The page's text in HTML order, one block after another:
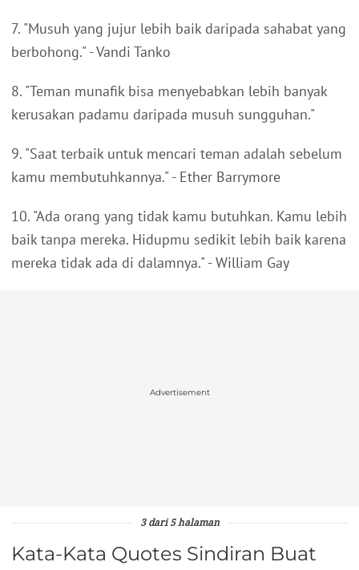
7. "Musuh yang jujur ​​lebih baik daripada sahabat yang
berbohong." - Vandi Tanko
8. "Teman munafik bisa menyebabkan lebih banyak
kerusakan padamu daripada musuh sungguhan."
9. "Saat terbaik untuk mencari teman adalah sebelum
kamu membutuhkannya." - Ether Barrymore
10. "Ada orang yang tidak kamu butuhkan. Kamu lebih
baik tanpa mereka. Hidupmu sedikit lebih baik karena
mereka tidak ada di dalamnya." - William Gay
Advertisement
3 dari 5 halaman
Kata-Kata Quotes Sindiran Buat